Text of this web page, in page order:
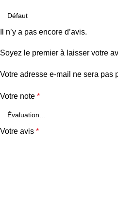
Il n’y a pas encore d’avis.
Soyez le premier à laisser votre
Votre adresse e-mail ne sera pas
Votre note *
Votre avis *